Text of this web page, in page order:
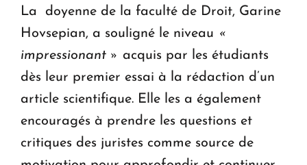
La doyenne de la faculté de Droit, Garine
Hovsepian, a souligné le niveau «
impressionant » acquis par les étudiants
dès leur premier essai à la rédaction d’un
article scientifique. Elle les a également
encouragés à prendre les questions et
critiques des juristes comme source de